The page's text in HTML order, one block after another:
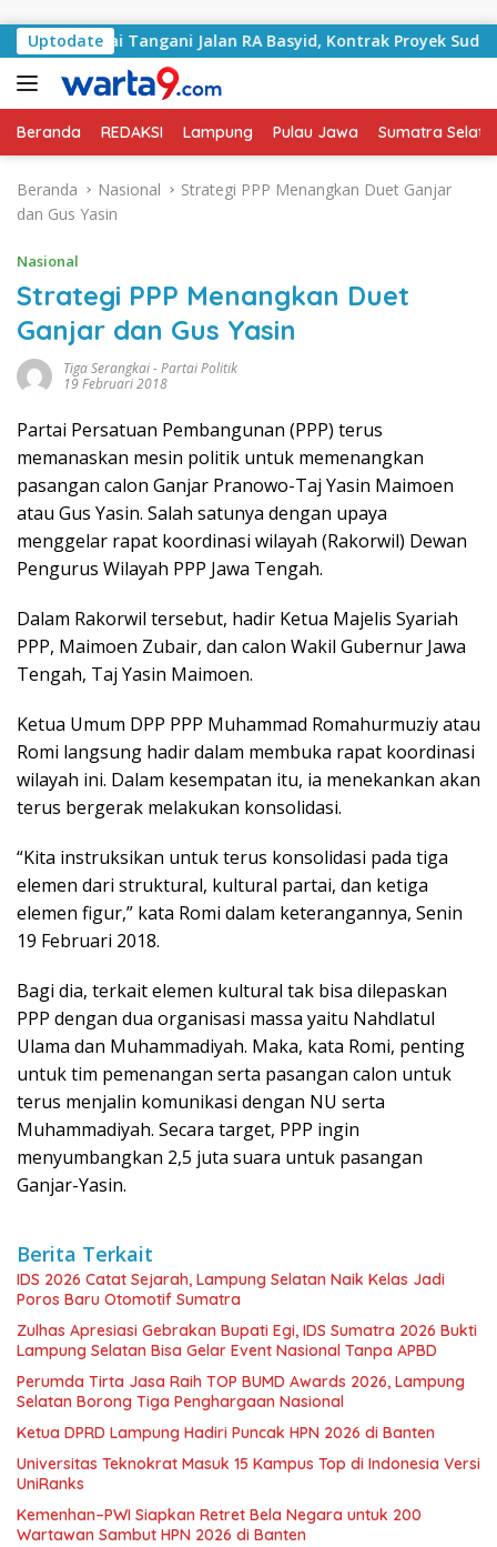
Uptodate
Mulai Tangani Jalan RA Basyid, Kontrak Proyek Sudah
Beranda REDAKSI Lampung Pulau Jawa Sumatra
Beranda Nasional
Strategi PPP Menangkan Duet Ganjar
dan Gus Yasin
Nasional
Strategi PPP Menangkan Duet
Ganjar dan Gus Yasin
Tiga Serangkai-Partai Politik
19 Februari 2018
Partai Persatuan Pembangunan (PPP) terus
memanaskan mesin politik untuk memenangkan
pasangan calon Ganjar Pranowo-Taj Yasin Maimoen
atau Gus Yasin. Salah satunya dengan upaya
menggelar rapat koordinasi wilayah (Rakorwil) Dewan
Pengurus Wilayah PPP Jawa Tengah.
Dalam Rakorwil tersebut, hadir Ketua Majelis Syariah
PPP, Maimoen Zubair, dan calon Wakil Gubernur Jawa
Tengah, Taj Yasin Maimoen.
Ketua Umum DPP PPP Muhammad Romahurmuziy atau
Romi langsung hadir dalam membuka rapat koordinasi
wilayah ini. Dalam kesempatan itu, ia menekankan akan
terus bergerak melakukan konsolidasi.
“Kita instruksikan untuk terus konsolidasi pada tiga
elemen dari struktural, kultural partai, dan ketiga
elemen figur,” kata Romi dalam keterangannya, Senin
19 Februari 2018.
Bagi dia, terkait elemen kultural tak bisa dilepaskan
PPP dengan dua organisasi massa yaitu Nahdlatul
Ulama dan Muhammadiyah. Maka, kata Romi, penting
untuk tim pemenangan serta pasangan calon untuk
terus menjalin komunikasi dengan NU serta
Muhammadiyah. Secara target, PPP ingin
menyumbangkan 2,5 juta suara untuk pasangan
Ganjar-Yasin.
Berita Terkait
IDS 2026 Catat Sejarah, Lampung Selatan Naik Kelas Jadi
Poros Baru Otomotif Sumatra
Zulhas Apresiasi Gebrakan Bupati Egi, IDS Sumatra 2026 Bukti
Lampung Selatan Bisa Gelar Event Nasional Tanpa APBD
Perumda Tirta Jasa Raih TOP BUMD Awards 2026, Lampung
Selatan Borong Tiga Penghargaan Nasional
Ketua DPRD Lampung Hadiri Puncak HPN 2026 di Banten
Universitas Teknokrat Masuk 15 Kampus Top di Indonesia Versi
UniRanks
Kemenhan–PWI Siapkan Retret Bela Negara untuk 200
Wartawan Sambut HPN 2026 di Banten